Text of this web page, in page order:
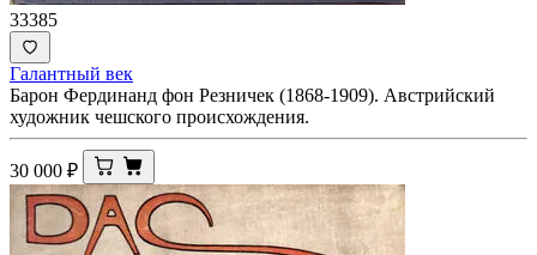
33385
Галантный век
Барон Фердинанд фон Резничек (1868-1909). Австрийский
художник чешского происхождения.
30 000 ₽